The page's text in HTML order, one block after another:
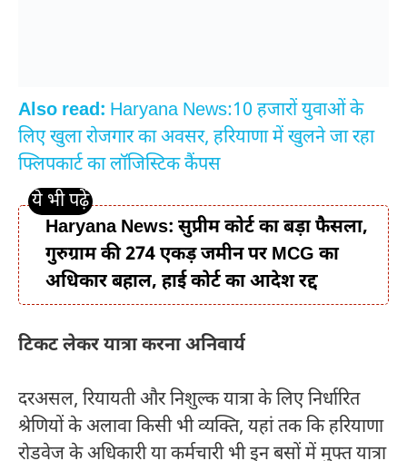
Also read: Haryana News:10 हजारों युवाओं के
लिए खुला रोजगार का अवसर, हरियाणा में खुलने जा रहा
फ्लिपकार्ट का लॉजिस्टिक कैंपस
Haryana News: सुप्रीम कोर्ट का बड़ा फैसला,
गुरुग्राम की 274 एकड़ जमीन पर MCG का
अधिकार बहाल, हाई कोर्ट का आदेश रद्द
टिकट लेकर यात्रा करना अनिवार्य
दरअसल, रियायती और निशुल्क यात्रा के लिए निर्धारित
श्रेणियों के अलावा किसी भी व्यक्ति, यहां तक कि हरियाणा
रोडवेज के अधिकारी या कर्मचारी भी इन बसों में मुफ्त यात्रा